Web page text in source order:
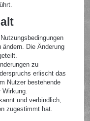
Die Änderung
zu
erlischt das
Nutzer bestehende
Wirkung.
und verbindlich,
zugestimmt hat.